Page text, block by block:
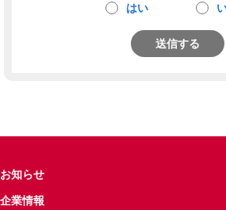
はい
送信する
お知らせ
企業情報